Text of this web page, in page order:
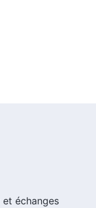
et échanges